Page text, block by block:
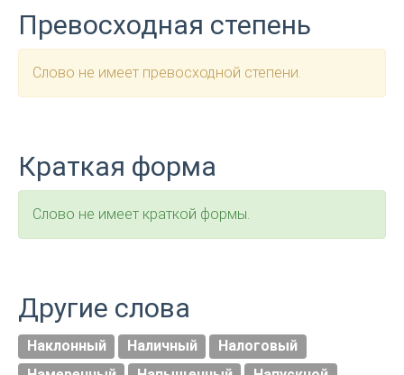
Превосходная степень
Слово не имеет превосходной степени.
Краткая форма
Слово не имеет краткой формы.
Другие слова
Наклонный Наличный
Налоговый